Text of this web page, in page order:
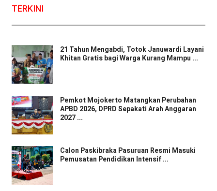
TERKINI
21 Tahun Mengabdi, Totok Januwardi Layani
Khitan Gratis bagi Warga Kurang Mampu ...
Pemkot Mojokerto Matangkan Perubahan
APBD 2026, DPRD Sepakati Arah Anggaran
2027 ...
Calon Paskibraka Pasuruan Resmi Masuki
Pemusatan Pendidikan Intensif ...